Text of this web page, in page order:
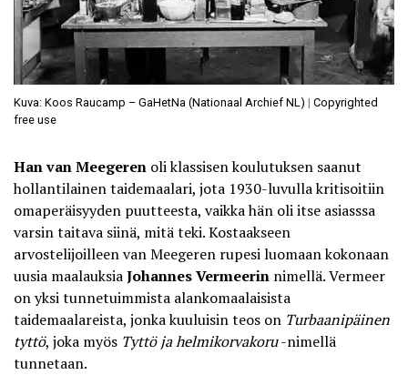
Kuva: Koos Raucamp – GaHetNa (Nationaal Archief NL) | Copyrighted
free use
Han van Meegeren oli klassisen koulutuksen saanut
hollantilainen taidemaalari, jota 1930-luvulla kritisoitiin
omaperäisyyden puutteesta, vaikka hän oli itse asiasssa
varsin taitava siinä, mitä teki. Kostaakseen
arvostelijoilleen van Meegeren rupesi luomaan kokonaan
uusia maalauksiaJohannes Vermeerin nimellä. Vermeer
on yksi tunnetuimmista alankomaalaisista
taidemaalareista, jonka kuuluisin teos on Turbaanipäinen
tyttö, joka myös Tyttö ja helmikorvakoru-nimellä
tunnetaan.